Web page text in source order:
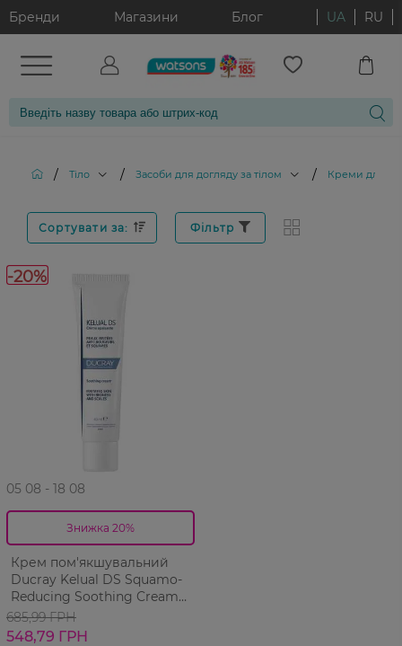
Бренди Магазини Блог UA RU
/ Тіло / Засоби для догляду за тілом / Креми для
Сортувати за: Фільтр
-20%
05 08 - 18 08
Знижка 20%
Крем пом'якшувальний
Ducray Kelual DS Squamo-
Reducing Soothing Cream
для усунення лущення 40
мл
685,99 ГРН
548,79 ГРН